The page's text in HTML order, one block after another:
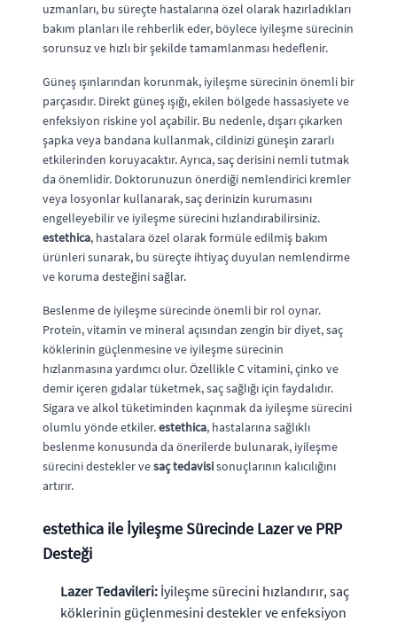
uzmanları, bu süreçte hastalarına özel olarak hazırladıkları
bakım planları ile rehberlik eder, böylece iyileşme sürecinin
sorunsuz ve hızlı bir şekilde tamamlanması hedeflenir.
Güneş ışınlarından korunmak, iyileşme sürecinin önemli bir
parçasıdır. Direkt güneş ışığı, ekilen bölgede hassasiyete ve
enfeksiyon riskine yol açabilir. Bu nedenle, dışarı çıkarken
şapka veya bandana kullanmak, cildinizi güneşin zararlı
etkilerinden koruyacaktır. Ayrıca, saç derisini nemli tutmak
da önemlidir. Doktorunuzun önerdiği nemlendirici kremler
veya losyonlar kullanarak, saç derinizin kurumasını
engelleyebilir ve iyileşme sürecini hızlandırabilirsiniz.
estethica, hastalara özel olarak formüle edilmiş bakım
ürünleri sunarak, bu süreçte ihtiyaç duyulan nemlendirme
ve koruma desteğini sağlar.
Beslenme de iyileşme sürecinde önemli bir rol oynar.
Protein, vitamin ve mineral açısından zengin bir diyet, saç
köklerinin güçlenmesine ve iyileşme sürecinin
hızlanmasına yardımcı olur. Özellikle C vitamini, çinko ve
demir içeren gıdalar tüketmek, saç sağlığı için faydalıdır.
Sigara ve alkol tüketiminden kaçınmak da iyileşme sürecini
olumlu yönde etkiler.estethica, hastalarına sağlıklı
beslenme konusunda da önerilerde bulunarak, iyileşme
sürecini destekler vesaç tedavisisonuçlarının kalıcılığını
artırır.
estethica ile İyileşme Sürecinde Lazer ve PRP
Desteği
Lazer Tedavileri: İyileşme sürecini hızlandırır, saç
köklerinin güçlenmesini destekler ve enfeksiyon